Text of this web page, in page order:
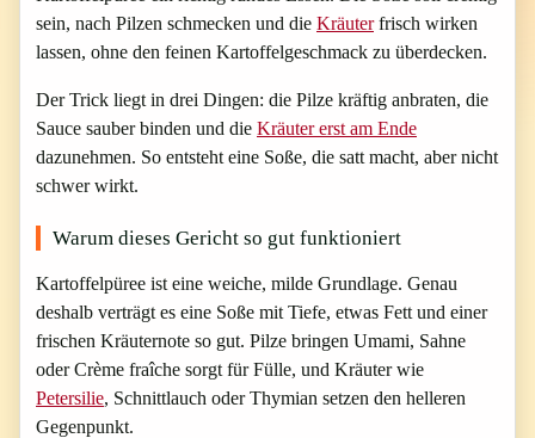
sein, nach Pilzen schmecken und die Kräuterfrisch wirken
lassen, ohne den feinen Kartoffelgeschmack zu überdecken.
Der Trick liegt in drei Dingen: die Pilze kräftig anbraten, die
Sauce sauber binden und die Kräuter erst am Ende
dazunehmen. So entsteht eine Soße, die satt macht, aber nicht
schwer wirkt.
Warum dieses Gericht so gut funktioniert
Kartoffelpüree ist eine weiche, milde Grundlage. Genau
deshalb verträgt es eine Soße mit Tiefe, etwas Fett und einer
frischen Kräuternote so gut. Pilze bringen Umami, Sahne
oder Crème fraîche sorgt für Fülle, und Kräuter wie
Petersilie, Schnittlauch oder Thymian setzen den helleren
Gegenpunkt.